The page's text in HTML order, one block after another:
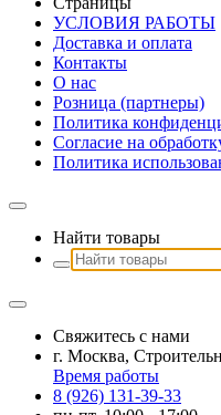
УСЛОВИЯ РАБОТЫ
Доставка и оплата
Контакты
О наc
Розница (партнеры)
Политика
Согласие на
Политика
Найти товары
Свяжитесь с нами
г. Москва,
Время работы
8 (926) 131-39-33